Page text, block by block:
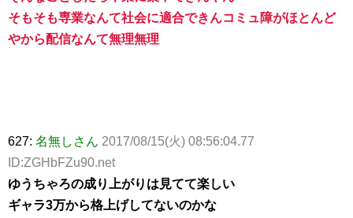
そもそも専業なんて社会に適合できんコミュ障がほとんど
やから配信なんて無理無理
627: 名無しさん 2017/08/15(火) 08:56:04.77
ID:ZGHbFZu90.net
ゆうちゃろの成り上がりは見てて楽しい
ギャラ3万から格上げしてないのかな